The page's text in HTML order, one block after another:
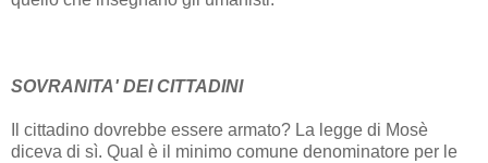
SOVRANITA' DEI CITTADINI
Il cittadino dovrebbe essere armato? La legge di Mosè
diceva di sì. Qual è il minimo comune denominatore per le